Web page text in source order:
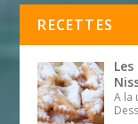
RECETTES
A la